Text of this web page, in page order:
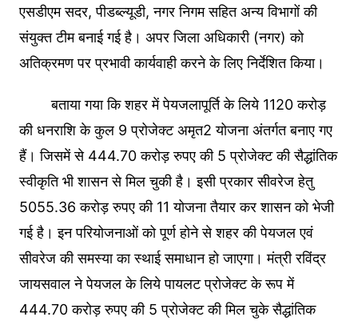
एसडीएम सदर, पीडब्ल्यूडी, नगर निगम सहित अन्य विभागों की
संयुक्त टीम बनाई गई है। अपर जिला अधिकारी (नगर) को
अतिक्रमण पर प्रभावी कार्यवाही करने के लिए निर्देशित किया।
बताया गया कि शहर में पेयजलापूर्ति के लिये 1120 करोड़
की धनराशि के कुल 9 प्रोजेक्ट अमृत2 योजना अंतर्गत बनाए गए
हैं। जिसमें से 444.70 करोड़ रुपए की 5 प्रोजेक्ट की सैद्धांतिक
स्वीकृति भी शासन से मिल चुकी है। इसी प्रकार सीवरेज हेतु
5055.36 करोड़ रुपए की 11 योजना तैयार कर शासन को भेजी
गई है। इन परियोजनाओं को पूर्ण होने से शहर की पेयजल एवं
सीवरेज की समस्या का स्थाई समाधान हो जाएगा। मंत्री रविंद्र
जायसवाल ने पेयजल के लिये पायलट प्रोजेक्ट के रूप में
444.70 करोड़ रुपए की 5 प्रोजेक्ट की मिल चुके सैद्धांतिक